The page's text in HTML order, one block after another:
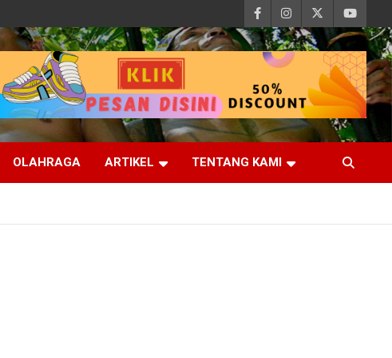
OLAHRAGA ARTIKEL TENTANG KAMI